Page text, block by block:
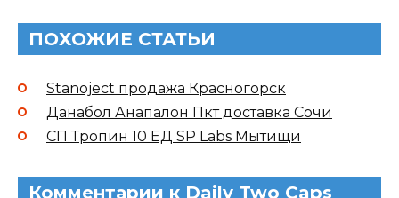
ПОХОЖИЕ СТАТЬИ
Stanoject продажа Красногорск
Данабол Анапалон Пкт доставка Сочи
СП Тропин 10 ЕД SP Labs Мытищи
Комментарии к Daily Two Caps